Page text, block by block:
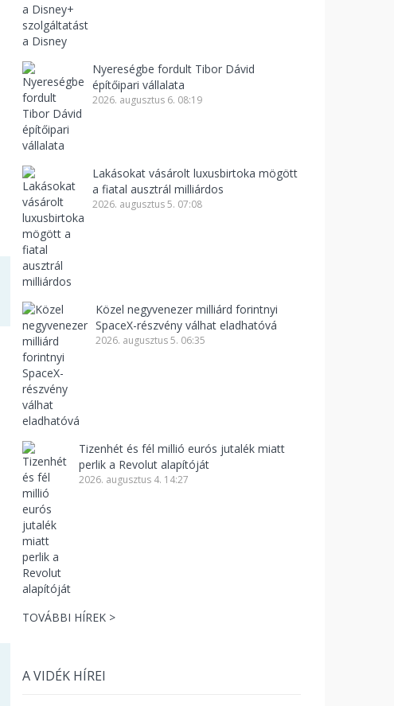
Nyereségbe fordult Tibor Dávid
építőipari vállalata
2026. augusztus 6. 08:19
Lakásokat vásárolt luxusbirtoka mögött
a fiatal ausztrál milliárdos
2026. augusztus 5. 07:08
Közel negyvenezer milliárd forintnyi
SpaceX-részvény válhat eladhatóvá
2026. augusztus 5. 06:35
Tizenhét és fél millió eurós jutalék miatt
perlik a Revolut alapítóját
2026. augusztus 4. 14:27
TOVÁBBI HÍREK >
A VIDÉK HÍREI